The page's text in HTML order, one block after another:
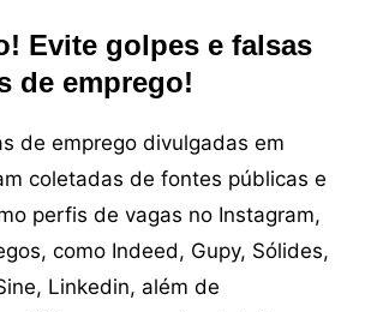
Evite golpes e falsas
de emprego!
de emprego divulgadas em
coletadas de fontes públicas e
perfis de vagas no Instagram,
como Indeed, Gupy, Sólides,
Linkedin, além de